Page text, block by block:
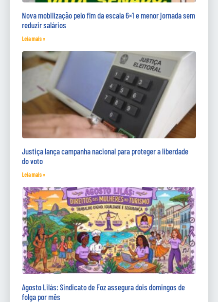
Nova mobilização pelo fim da escala 6×1 e menor jornada sem
reduzir salários
Leia mais »
Justiça lança campanha nacional para proteger a liberdade
do voto
Leia mais »
Agosto Lilás: Sindicato de Foz assegura dois domingos de
folga por mês